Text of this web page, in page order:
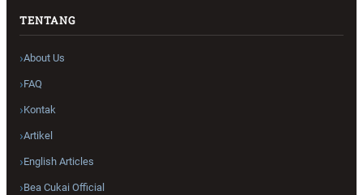
TENTANG
About Us
FAQ
Kontak
Artikel
English Articles
Bea Cukai Official